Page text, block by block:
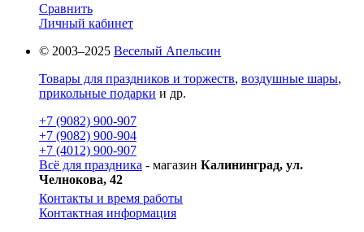
Сравнить
Личный кабинет
© 2003–2025 Веселый Апельсин
Товары для праздников и торжеств, воздушные шары,
прикольные подарки и др.
+7 (9082) 900-907
+7 (9082) 900-904
+7 (4012) 900-907
Всё для праздника - магазин Калининград, ул.
Челнокова, 42
Контакты и время работы
Контактная информация